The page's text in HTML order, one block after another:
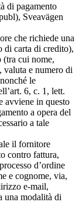
di pagamento
Sveavägen
che richiede una
di carta di credito),
(tra cui nome,
valuta e numero di
le
6, c. 1, lett.
avviene in questo
a opera del
a tale
il fornitore
contro fattura,
d’ordine
e cognome, via,
e-mail,
una modalità di